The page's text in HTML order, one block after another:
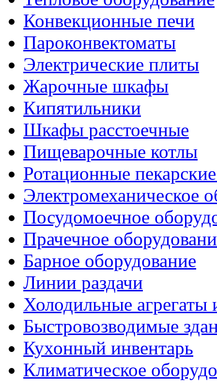
Конвекционные печи
Пароконвектоматы
Электрические плиты
Жарочные шкафы
Кипятильники
Шкафы расстоечные
Пищеварочные котлы
Ротационные
Электромеханическое
Посудомоечное
Прачечное
Барное оборудование
Линии раздачи
Холодильные агрегаты
Быстровозводимые
Кухонный инвентарь
Климатическое